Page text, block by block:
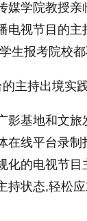
媒学院教授
电视节目的
生报考院校都
主持出境实
影基地和文
在线平台录
化的电视节
持状态,轻松